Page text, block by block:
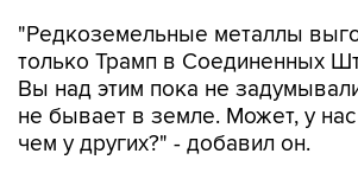
"Редкоземельные металлы
только Трамп в Соединенных
Вы над этим пока не
не бывает в земле. Может, у
чем у других?" - добавил он.